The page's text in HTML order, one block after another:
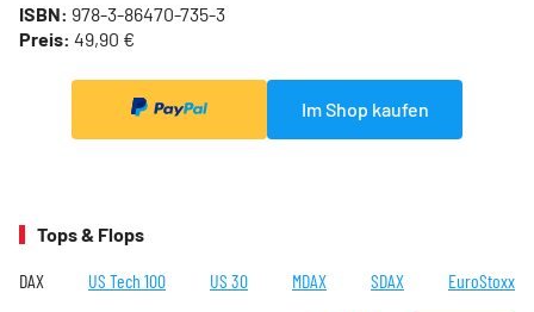
ISBN: 978-3-86470-735-3
Preis: 49,90 €
Im Shop kaufen
Tops & Flops
DAX US Tech 100 US 30 MDAX SDAX EuroStoxx